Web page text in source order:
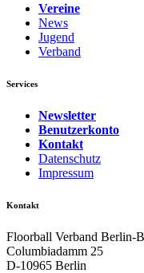
Vereine
News
Jugend
Verband
Services
Newsletter
Benutzerkonto
Kontakt
Datenschutz
Impressum
Kontakt
Floorball Verband Berlin-
Columbiadamm 25
D-10965 Berlin